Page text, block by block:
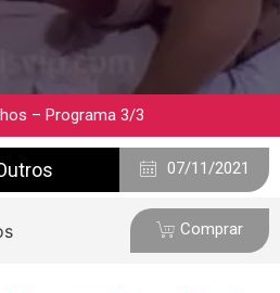
– Programa 3/3
07/11/2021
Comprar